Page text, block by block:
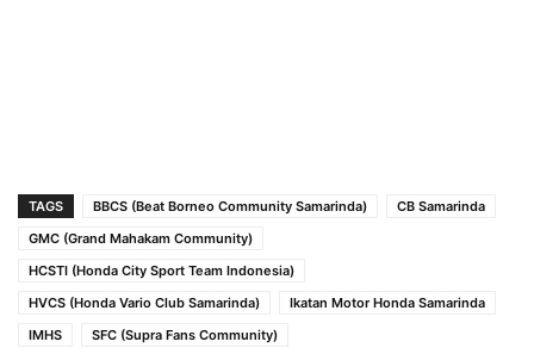
TAGS BBCS (Beat Borneo Community Samarinda)
CB Samarinda
GMC (Grand Mahakam Community)
HCSTI (Honda City Sport Team Indonesia)
HVCS (Honda Vario Club Samarinda)
Ikatan Motor Honda Samarinda
IMHS
SFC (Supra Fans Community)